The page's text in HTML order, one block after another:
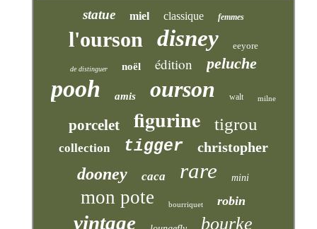
statue miel classique femmes
l'ourson disney eeyore
de distinguer noël édition peluche
pooh amis ourson walt milne
porcelet figurine tigrou
collection tigger christopher
dooney caca rare mini
mon pote bourriquet robin
vintage bourke